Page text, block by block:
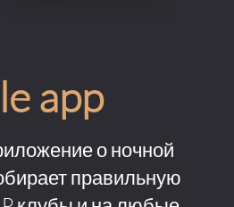
app
о ночной
правильную